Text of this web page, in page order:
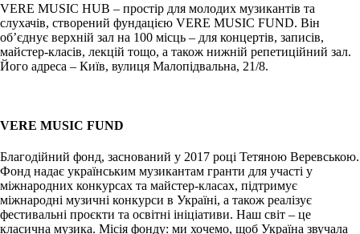
VERE MUSIC HUB – простір для молодих музикантів та
слухачів, створений фундацією VERE MUSIC FUND. Він
об’єднує верхній зал на 100 місць – для концертів, записів,
майстер-класів, лекцій тощо, а також нижній репетиційний зал.
Його адреса – Київ, вулиця Малопідвальна, 21/8.
VERE MUSIC FUND
Благодійний фонд, заснований у 2017 році Тетяною Веревською.
Фонд надає українським музикантам гранти для участі у
міжнародних конкурсах та майстер-класах, підтримує
міжнародні музичні конкурси в Україні, а також реалізує
фестивальні проєкти та освітні ініціативи. Наш світ – це
класична музика. Місія фонду: ми хочемо, щоб Україна звучала